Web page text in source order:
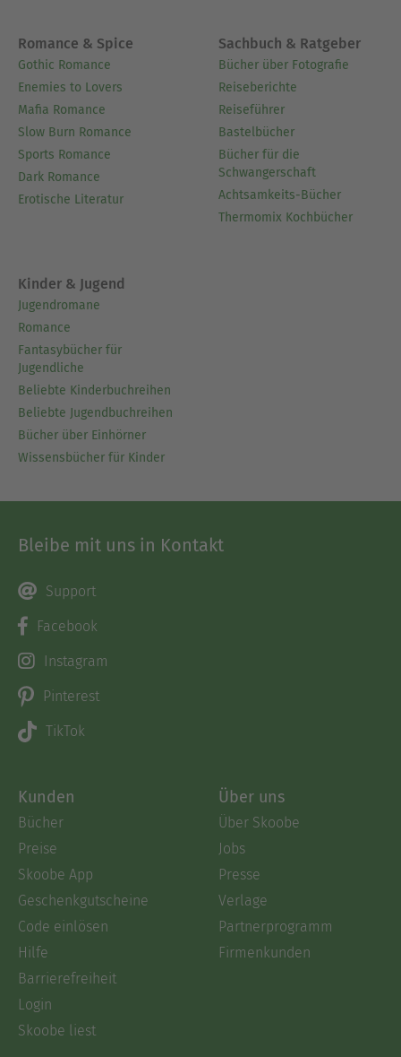
Romance & Spice
Gothic Romance
Enemies to Lovers
Mafia Romance
Slow Burn Romance
Sports Romance
Dark Romance
Erotische Literatur
Sachbuch & Ratgeber
Bücher über Fotografie
Reiseberichte
Reiseführer
Bastelbücher
Bücher für die
Schwangerschaft
Achtsamkeits-Bücher
Thermomix Kochbücher
Kinder & Jugend
Jugendromane
Romance
Fantasybücher für
Jugendliche
Beliebte Kinderbuchreihen
Beliebte Jugendbuchreihen
Bücher über Einhörner
Wissensbücher für Kinder
Bleibe mit uns in Kontakt
Support
Facebook
Instagram
Pinterest
TikTok
Kunden
Bücher
Preise
Skoobe App
Geschenkgutscheine
Code einlösen
Hilfe
Barrierefreiheit
Login
Skoobe liest
Über uns
Über Skoobe
Jobs
Presse
Verlage
Partnerprogramm
Firmenkunden